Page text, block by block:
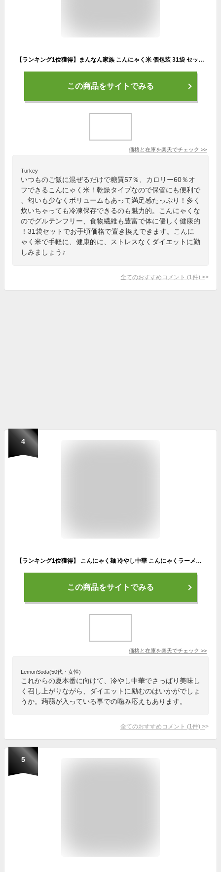
【ランキング1位獲得】まんなん家族 こんにゃく米 個包装 31袋 セット 【 こんにゃくライス 小分け 糖質制限 糖質オフ 業務用 低糖質米 低糖質 低カロリー 低GI食品 ダイエット食品 置き換え 満腹感 置き換え ダイエット 腹持ち 乾燥しらたき 乾燥こんにゃく米 】
この商品をサイトでみる
価格と在庫を楽天でチェック >>
Turkey
いつものご飯に混ぜるだけで糖質57％、カロリー60％オ
フできるこんにゃく米！乾燥タイプなので保管にも便利で
、匂いも少なくボリュームもあって満足感たっぷり！多く
炊いちゃっても冷凍保存できるのも魅力的。こんにゃくな
のでグルテンフリー、食物繊維も豊富で体に優しく健康的
！31袋セットでお手頃価格で置き換えできます。こんに
ゃく米で手軽に、健康的に、ストレスなくダイエットに勤
しみましょう♪
全てのおすすめコメント (1 件) >
4
【ランキング1位獲得】 こんにゃく麺 冷やし中華 こんにゃくラーメン こんにゃくパーク 月のうさぎ 冷し中華こんにゃく 醤油 ダイエット食品 低糖質 糖質オフ 低カロリー こんにゃく 蒟蒻 麺 群馬県産 ダイエット 置き換え ヨコオデイリーフーズ (170g*48食入)
この商品をサイトでみる
価格と在庫を楽天でチェック >>
LemonSoda(50代・女性)
これからの夏本番に向けて、冷やし中華でさっぱり美味し
く召し上がりながら、ダイエットに励むのはいかがでしょ
うか。蒟蒻が入っている事での噛み応えもあります。
全てのおすすめコメント (1 件) >
5